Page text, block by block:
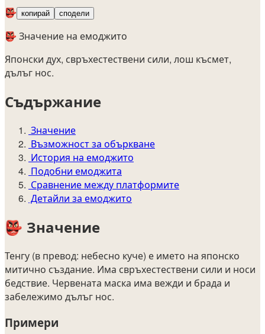
👺 копирай сподели
👺 Значение на емоджито
Японски дух, свръхестествени сили, лош късмет,
дълъг нос.
Съдържание
Значение
Възможност за объркване
История на емоджито
Подобни емоджита
Сравнение между платформите
Детайли за емоджито
👺 Значение
Тенгу (в превод: небесно куче) е името на японско
митично създание. Има свръхестествени сили и носи
бедствие. Червената маска има вежди и брада и
забележимо дълъг нос.
Примери